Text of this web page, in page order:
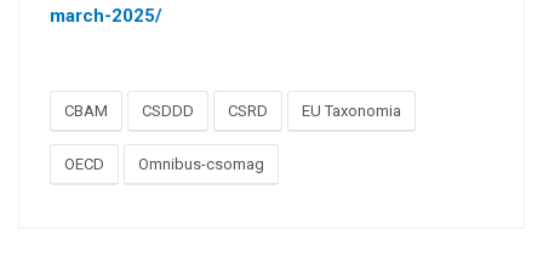
march-2025/
CBAM CSDDD CSRD EU Taxonomia
OECD Omnibus-csomag